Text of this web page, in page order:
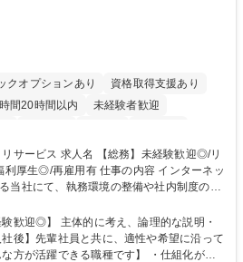
クオプションあり
資格取得支援あり
間20時間以内
未経験者歓迎
駅近5分以内 土日祝休み 服装自由
】未経験歓迎◎/リ
有 仕事の内容 インターネッ
当社にて、執務環境の整備や社内制度の検
業務を担当し、間接的に会社の生産性向上
く成果を
、毎日のメンテナンスや維持管理に加え、
ていただき、会社全体を巻き込み課題解決
歓迎◎】 主体的に考え、論理的な説明・
後】先輩社員と共に、適性や希望に沿って